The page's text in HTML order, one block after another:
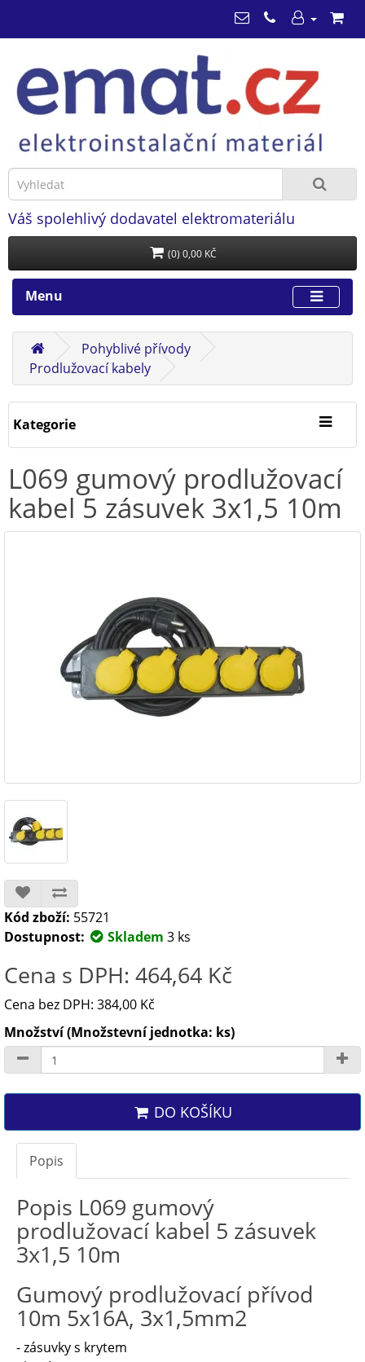
Váš spolehlivý dodavatel elektromateriálu
(0) 0,00 KČ
Menu
Pohyblivé přívody
Prodlužovací kabely
Kategorie
L069 gumový prodlužovací
kabel 5 zásuvek 3x1,5 10m
Kód zboží: 55721
Dostupnost:
Skladem 3 ks
Cena s DPH: 464,64 Kč
Cena bez DPH: 384,00 Kč
Množství (Množstevní jednotka: ks)
DO KOŠÍKU
Popis
Popis L069 gumový
prodlužovací kabel 5 zásuvek
3x1,5 10m
Gumový prodlužovací přívod
10m 5x16A, 3x1,5mm2
- zásuvky s krytem